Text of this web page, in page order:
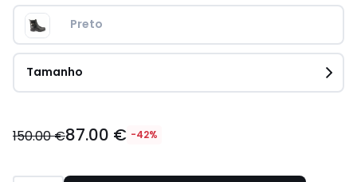
Preto
Tamanho
€
150.00 €87.00 € -42%